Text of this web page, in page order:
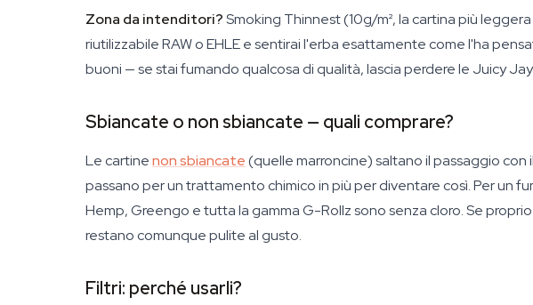
Zona da intenditori?Smoking Thinnest (10g/m², la cartina più
riutilizzabile RAW o EHLE e sentirai l'erba esattamente come l'ha
buoni — se stai fumando qualcosa di qualità, lascia perdere le Juicy
Sbiancate o non sbiancate — quali comprare?
Le cartinenon sbiancate(quelle marroncine) saltano il passaggio con
passano per un trattamento chimico in più per diventare così. Per un
Hemp, Greengo e tutta la gamma G-Rollz sono senza cloro. Se
restano comunque pulite al gusto.
Filtri: perché usarli?